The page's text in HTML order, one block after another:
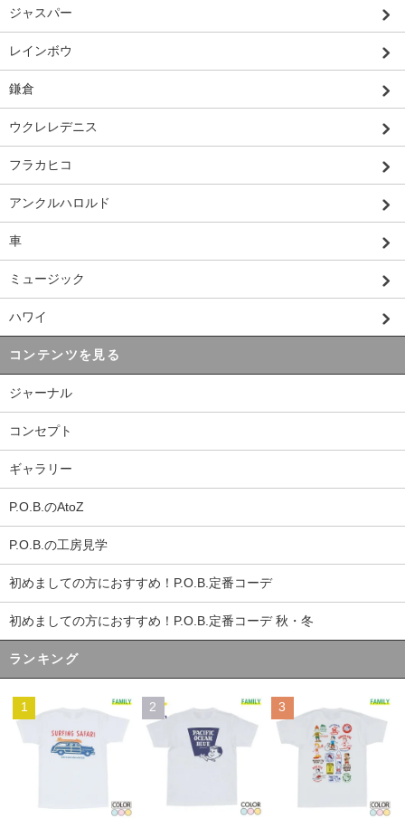
ジャスパー
レインボウ
鎌倉
ウクレレデニス
フラカヒコ
アンクルハロルド
車
ミュージック
ハワイ
コンテンツを見る
ジャーナル
コンセプト
ギャラリー
P.O.B.のAtoZ
P.O.B.の工房見学
初めましての方におすすめ！P.O.B.定番コーデ
初めましての方におすすめ！P.O.B.定番コーデ 秋・冬
ランキング
1 2 3